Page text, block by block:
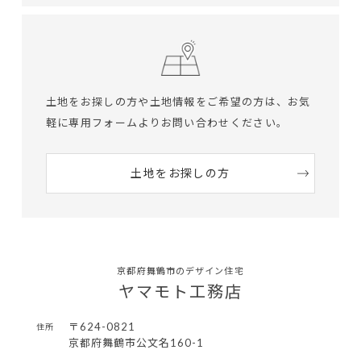
土地をお探しの方や土地情報をご希望の方は、 お気
軽に専用フォームよりお問い合わせください。
土地をお探しの方
京都府舞鶴市のデザイン住宅
ヤマモト工務店
住所
〒624-0821
京都府舞鶴市公文名160-1